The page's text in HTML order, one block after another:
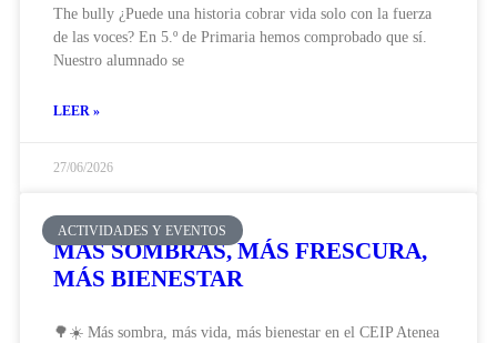
The bully ¿Puede una historia cobrar vida solo con la fuerza
de las voces? En 5.º de Primaria hemos comprobado que sí.
Nuestro alumnado se
LEER »
27/06/2026
ACTIVIDADES Y EVENTOS
MÁS SOMBRAS, MÁS FRESCURA,
MÁS BIENESTAR
🌳☀️ Más sombra, más vida, más bienestar en el CEIP Atenea